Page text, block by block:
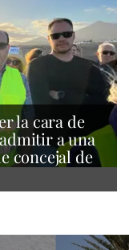
la cara de
a una
concejal de